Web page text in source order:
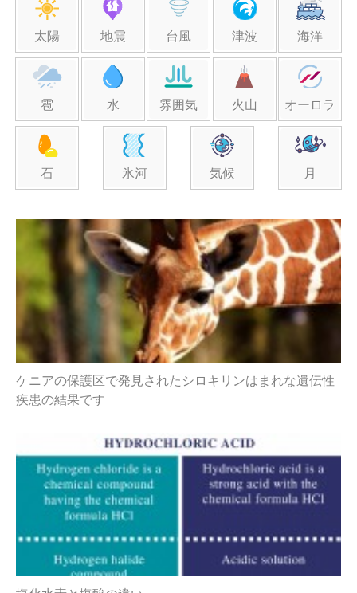
太陽 地震 台風 津波 海洋
雹 水 雰囲気 火山 オーロラ
石 氷河 気候 月
ケニアの保護区で発見されたシロキリンはまれな遺伝性
疾患の結果です